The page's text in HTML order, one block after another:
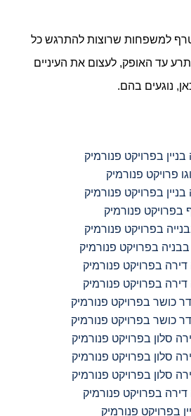
למשפחות שרוצות להתרגש כל
עד האופק, לעצום את העיניים
נוגעים בהם.